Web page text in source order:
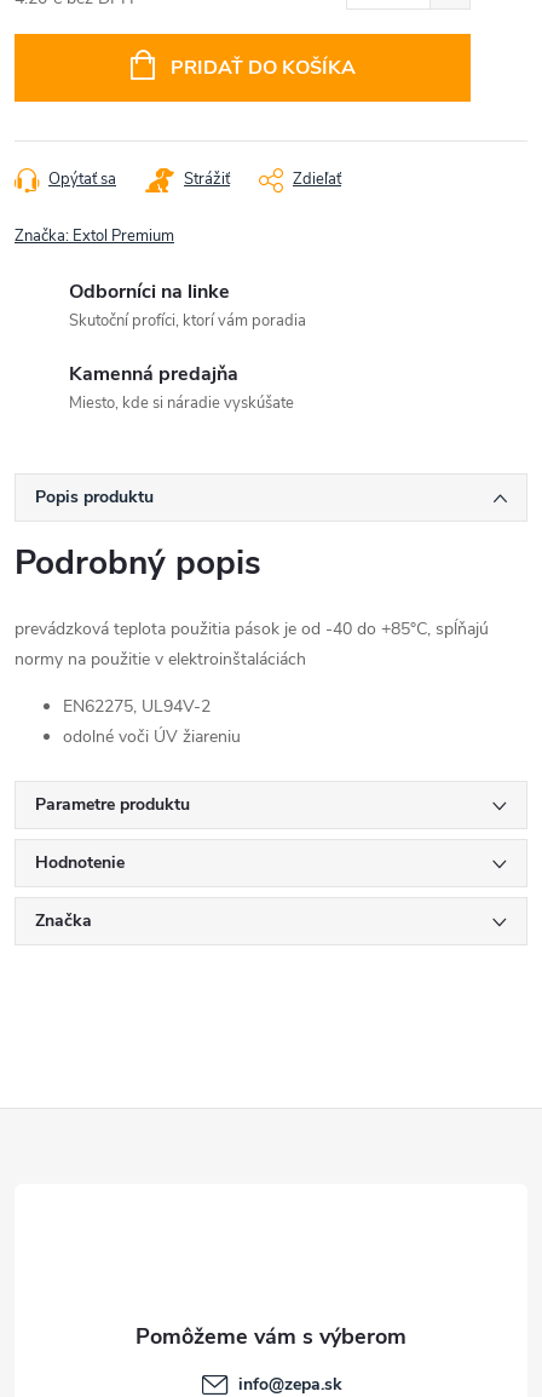
PRIDAŤ DO KOŠÍKA
Opýtať sa Strážiť Zdieľať
Značka: Extol Premium
Odborníci na linke
Skutoční profíci, ktorí vám poradia
Kamenná predajňa
Miesto, kde si náradie vyskúšate
Popis produktu
Podrobný popis
prevádzková teplota použitia pások je od -40 do +85°C, spĺňajú
normy na použitie v elektroinštaláciách
EN62275, UL94V-2
odolné voči ÚV žiareniu
Parametre produktu
Hodnotenie
Značka
info@zepa.sk